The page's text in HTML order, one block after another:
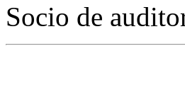
Socio de